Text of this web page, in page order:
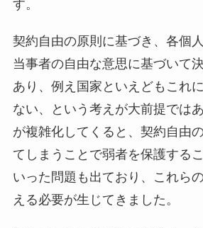
す。
契約自由の原則に基づき、各個
当事者の自由な意思に基づいて
あり、例え国家といえどもこれ
ない、という考えが大前提では
が複雑化してくると、契約自由
てしまうことで弱者を保護する
いった問題も出ており、これら
える必要が生じてきました。